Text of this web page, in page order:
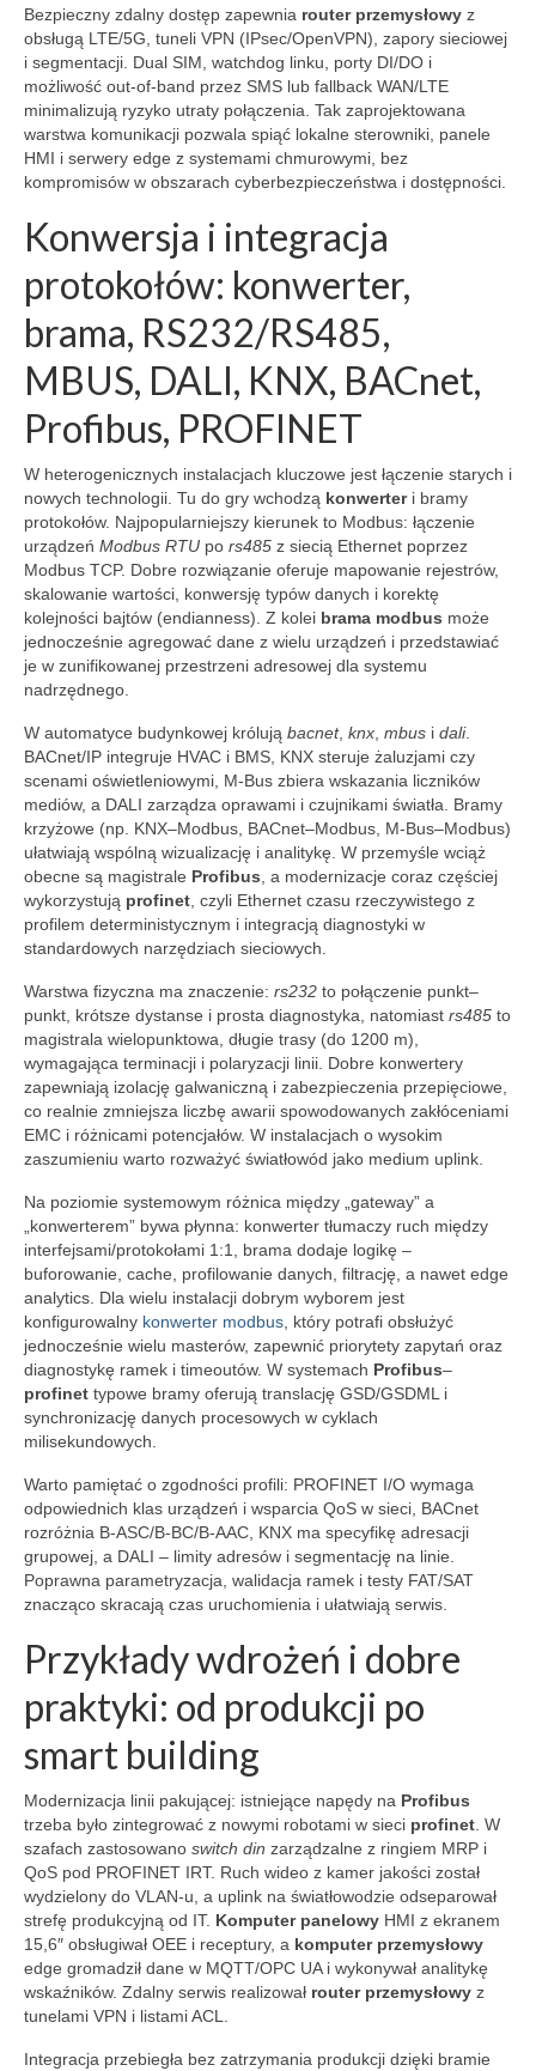
Bezpieczny zdalny dostęp zapewnia router przemysłowy z
obsługą LTE/5G, tuneli VPN (IPsec/OpenVPN), zapory sieciowej
i segmentacji. Dual SIM, watchdog linku, porty DI/DO i
możliwość out-of-band przez SMS lub fallback WAN/LTE
minimalizują ryzyko utraty połączenia. Tak zaprojektowana
warstwa komunikacji pozwala spiąć lokalne sterowniki, panele
HMI i serwery edge z systemami chmurowymi, bez
kompromisów w obszarach cyberbezpieczeństwa i dostępności.
Konwersja i integracja
protokołów: konwerter,
brama, RS232/RS485,
MBUS, DALI, KNX, BACnet,
Profibus, PROFINET
W heterogenicznych instalacjach kluczowe jest łączenie starych i
nowych technologii. Tu do gry wchodzą konwerteri bramy
protokołów. Najpopularniejszy kierunek to Modbus: łączenie
urządzeń Modbus RTU po rs485 z siecią Ethernet poprzez
Modbus TCP. Dobre rozwiązanie oferuje mapowanie rejestrów,
skalowanie wartości, konwersję typów danych i korektę
kolejności bajtów (endianness). Z kolei brama modbus może
jednocześnie agregować dane z wielu urządzeń i przedstawiać
je w zunifikowanej przestrzeni adresowej dla systemu
nadrzędnego.
W automatyce budynkowej królują bacnet, knx, mbus i dali.
BACnet/IP integruje HVAC i BMS, KNX steruje żaluzjami czy
scenami oświetleniowymi, M-Bus zbiera wskazania liczników
mediów, a DALI zarządza oprawami i czujnikami światła. Bramy
krzyżowe (np. KNX–Modbus, BACnet–Modbus, M‑Bus–Modbus)
ułatwiają wspólną wizualizację i analitykę. W przemyśle wciąż
obecne są magistrale Profibus, a modernizacje coraz częściej
wykorzystują profinet, czyli Ethernet czasu rzeczywistego z
profilem deterministycznym i integracją diagnostyki w
standardowych narzędziach sieciowych.
Warstwa fizyczna ma znaczenie: rs232 to połączenie punkt–
punkt, krótsze dystanse i prosta diagnostyka, natomiast rs485 to
magistrala wielopunktowa, długie trasy (do 1200 m),
wymagająca terminacji i polaryzacji linii. Dobre konwertery
zapewniają izolację galwaniczną i zabezpieczenia przepięciowe,
co realnie zmniejsza liczbę awarii spowodowanych zakłóceniami
EMC i różnicami potencjałów. W instalacjach o wysokim
zaszumieniu warto rozważyć światłowód jako medium uplink.
Na poziomie systemowym różnica między „gateway” a
„konwerterem” bywa płynna: konwerter tłumaczy ruch między
interfejsami/protokołami 1:1, brama dodaje logikę –
buforowanie, cache, profilowanie danych, filtrację, a nawet edge
analytics. Dla wielu instalacji dobrym wyborem jest
konfigurowalny konwerter modbus, który potrafi obsłużyć
jednocześnie wielu masterów, zapewnić priorytety zapytań oraz
diagnostykę ramek i timeoutów. W systemach Profibus–
profinet typowe bramy oferują translację GSD/GSDML i
synchronizację danych procesowych w cyklach
milisekundowych.
Warto pamiętać o zgodności profili: PROFINET I/O wymaga
odpowiednich klas urządzeń i wsparcia QoS w sieci, BACnet
rozróżnia B-ASC/B-BC/B-AAC, KNX ma specyfikę adresacji
grupowej, a DALI – limity adresów i segmentację na linie.
Poprawna parametryzacja, walidacja ramek i testy FAT/SAT
znacząco skracają czas uruchomienia i ułatwiają serwis.
Przykłady wdrożeń i dobre
praktyki: od produkcji po
smart building
Modernizacja linii pakującej: istniejące napędy na Profibus
trzeba było zintegrować z nowymi robotami w sieci profinet. W
szafach zastosowano switch din zarządzalne z ringiem MRP i
QoS pod PROFINET IRT. Ruch wideo z kamer jakości został
wydzielony do VLAN‑u, a uplink na światłowodzie odseparował
strefę produkcyjną od IT. Komputer panelowy HMI z ekranem
15,6″ obsługiwał OEE i receptury, a komputer przemysłowy
edge gromadził dane w MQTT/OPC UA i wykonywał analitykę
wskaźników. Zdalny serwis realizował router przemysłowy z
tunelami VPN i listami ACL.
Integracja przebiegła bez zatrzymania produkcji dzięki bramie